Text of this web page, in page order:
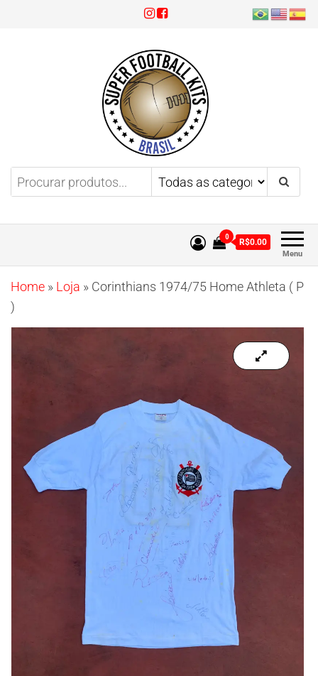
Super Football KitsAproveite 3x sem juros!
Menu
0
R$0.00
Home » Loja » Corinthians 1974/75 Home Athleta ( P
)